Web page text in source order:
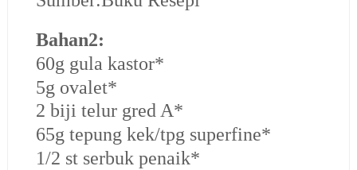
Bahan2:
60g gula kastor*
5g ovalet*
2 biji telur gred A*
65g tepung kek/tpg superfine*
1/2 st serbuk penaik*